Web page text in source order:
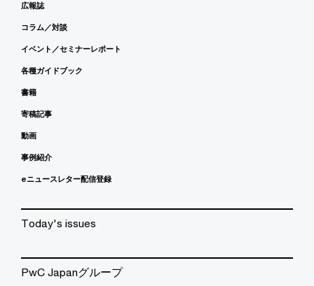
広報誌
コラム／対談
イベント／セミナーレポート
各種ガイドブック
書籍
寄稿記事
動画
事例紹介
eニュースレター配信登録
Today's issues
PwC Japanグループ